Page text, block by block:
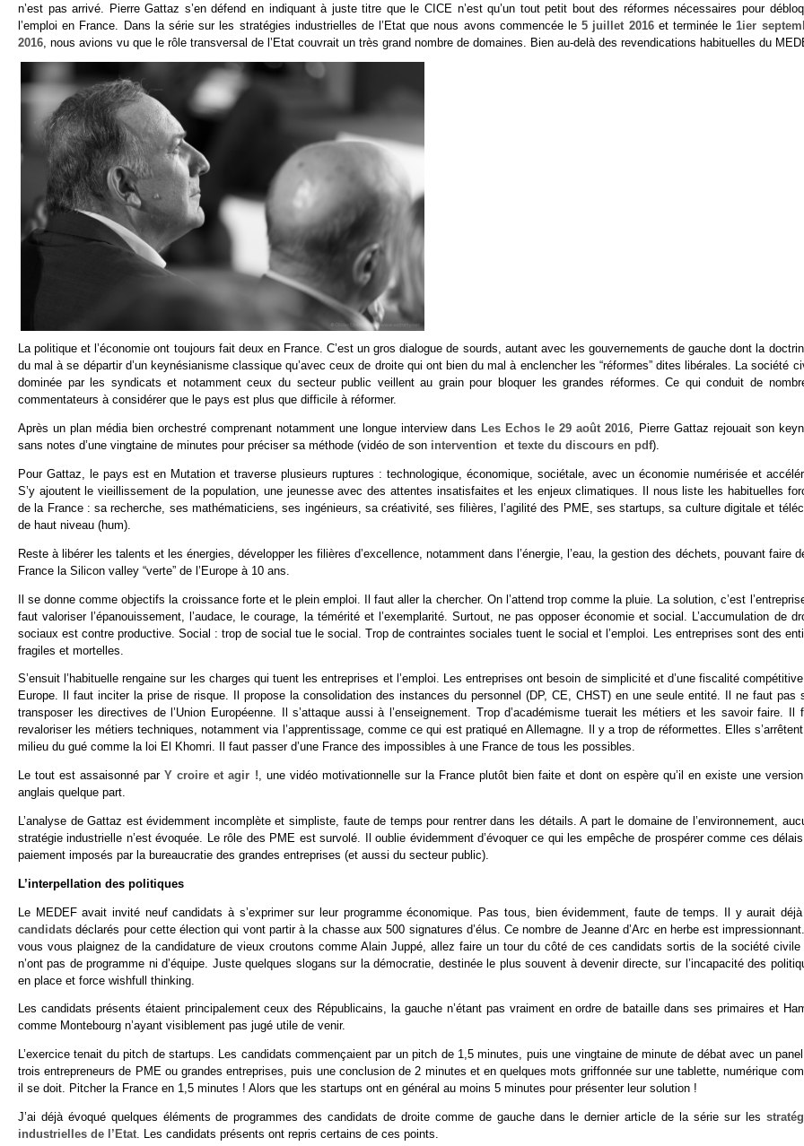
n’est pas arrivé. Pierre Gattaz s’en défend en indiquant à juste titre que le CICE n’est qu’un tout petit bout des réformes nécessaires pour
l’emploi en France. Dans la série sur les stratégies industrielles de l’Etat que nous avons commencée le5 juillet 2016et terminée le 1ier
2016 , nous avions vu que le rôle transversal de l’Etat couvrait un très grand nombre de domaines. Bien au-delà des revendications habituelles du
La politique et l’économie ont toujours fait deux en France. C’est un gros dialogue de sourds, autant avec les gouvernements de gauche dont la
du mal à se départir d’un keynésianisme classique qu’avec ceux de droite qui ont bien du mal à enclencher les “réformes” dites libérales. La société
dominée par les syndicats et notamment ceux du secteur public veillent au grain pour bloquer les grandes réformes. Ce qui conduit de
commentateurs à considérer que le pays est plus que difficile à réformer.
Après un plan média bien orchestré comprenant notamment une longue interview dans Les Echos le 29 août 2016, Pierre Gattaz rejouait son
sans notes d’une vingtaine de minutes pour préciser sa méthode (vidéo de son intervention et texte du discours en pdf).
Pour Gattaz, le pays est en Mutation et traverse plusieurs ruptures : technologique, économique, sociétale, avec un économie numérisée et
S’y ajoutent le vieillissement de la population, une jeunesse avec des attentes insatisfaites et les enjeux climatiques. Il nous liste les habituelles
de la France : sa recherche, ses mathématiciens, ses ingénieurs, sa créativité, ses filières, l’agilité des PME, ses startups, sa culture digitale et
de haut niveau (hum).
Reste à libérer les talents et les énergies, développer les filières d’excellence, notamment dans l’énergie, l’eau, la gestion des déchets, pouvant faire
France la Silicon valley “verte” de l’Europe à 10 ans.
Il se donne comme objectifs la croissance forte et le plein emploi. Il faut aller la chercher. On l’attend trop comme la pluie. La solution, c’est
faut valoriser l’épanouissement, l’audace, le courage, la témérité et l’exemplarité. Surtout, ne pas opposer économie et social. L’accumulation de
sociaux est contre productive. Social : trop de social tue le social. Trop de contraintes sociales tuent le social et l’emploi. Les entreprises sont des
fragiles et mortelles.
S’ensuit l’habituelle rengaine sur les charges qui tuent les entreprises et l’emploi. Les entreprises ont besoin de simplicité et d’une fiscalité
Europe. Il faut inciter la prise de risque. Il propose la consolidation des instances du personnel (DP, CE, CHST) en une seule entité. Il ne faut pas
transposer les directives de l’Union Européenne. Il s’attaque aussi à l’enseignement. Trop d’académisme tuerait les métiers et les savoir faire. Il
revaloriser les métiers techniques, notamment via l’apprentissage, comme ce qui est pratiqué en Allemagne. Il y a trop de réformettes. Elles
milieu du gué comme la loi El Khomri. Il faut passer d’une France des impossibles à une France de tous les possibles.
Le tout est assaisonné parY croire et agir !, une vidéo motivationnelle sur la France plutôt bien faite et dont on espère qu’il en existe une
anglais quelque part.
L’analyse de Gattaz est évidemment incomplète et simpliste, faute de temps pour rentrer dans les détails. A part le domaine de l’environnement,
stratégie industrielle n’est évoquée. Le rôle des PME est survolé. Il oublie évidemment d’évoquer ce qui les empêche de prospérer comme ces
paiement imposés par la bureaucratie des grandes entreprises (et aussi du secteur public).
L’interpellation des politiques
Le MEDEF avait invité neuf candidats à s’exprimer sur leur programme économique. Pas tous, bien évidemment, faute de temps. Il y aurait déjà
candidats déclarés pour cette élection qui vont partir à la chasse aux 500 signatures d’élus. Ce nombre de Jeanne d’Arc en herbe est
vous vous plaignez de la candidature de vieux croutons comme Alain Juppé, allez faire un tour du côté de ces candidats sortis de la société civile
n’ont pas de programme ni d’équipe. Juste quelques slogans sur la démocratie, destinée le plus souvent à devenir directe, sur l’incapacité des
en place et force wishfull thinking.
Les candidats présents étaient principalement ceux des Républicains, la gauche n’étant pas vraiment en ordre de bataille dans ses primaires et
comme Montebourg n’ayant visiblement pas jugé utile de venir.
L’exercice tenait du pitch de startups. Les candidats commençaient par un pitch de 1,5 minutes, puis une vingtaine de minute de débat avec un
trois entrepreneurs de PME ou grandes entreprises, puis une conclusion de 2 minutes et en quelques mots griffonnée sur une tablette, numérique
il se doit. Pitcher la France en 1,5 minutes ! Alors que les startups ont en général au moins 5 minutes pour présenter leur solution !
J’ai déjà évoqué quelques éléments de programmes des candidats de droite comme de gauche dans le dernier article de la série sur les
industrielles de l’Etat . Les candidats présents ont repris certains de ces points.